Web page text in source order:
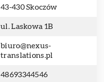
43-430 Skoczów
ul. Laskowa 1B
biuro@nexus-
translations.pl
48693344546